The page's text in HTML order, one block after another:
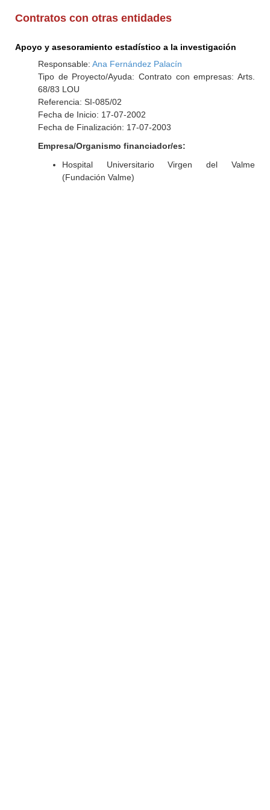
Contratos con otras entidades
Apoyo y asesoramiento estadístico a la investigación
Responsable: Ana Fernández Palacín
Tipo de Proyecto/Ayuda: Contrato con empresas: Arts.
68/83 LOU
Referencia: SI-085/02
Fecha de Inicio: 17-07-2002
Fecha de Finalización: 17-07-2003
Empresa/Organismo financiador/es:
Hospital Universitario Virgen del Valme
(Fundación Valme)